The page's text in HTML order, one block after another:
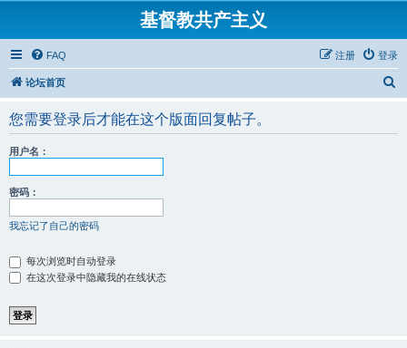
基督教共产主义
FAQ 登录
注册
论坛首页
您需要登录后才能在这个版面回复帖子。
用户名：
密码：
我忘记了自己的密码
每次浏览时自动登录
在这次登录中隐藏我的在线状态